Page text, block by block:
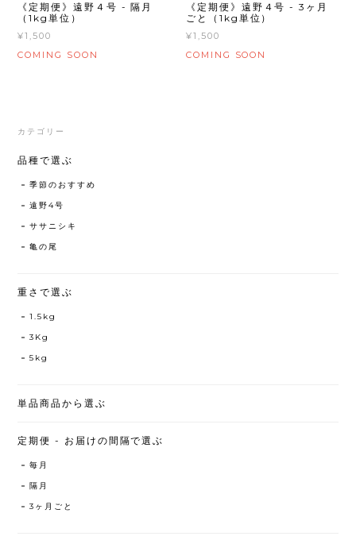
《定期便》遠野４号 - 隔月
（1kg単位）
¥1,500
COMING SOON
《定期便》遠野４号 - 3ヶ月
ごと（1kg単位）
¥1,500
COMING SOON
カテゴリー
品種で選ぶ
季節のおすすめ
遠野4号
ササニシキ
亀の尾
重さで選ぶ
1.5kg
3Kg
5kg
単品商品から選ぶ
定期便 - お届けの間隔で選ぶ
毎月
隔月
3ヶ月ごと